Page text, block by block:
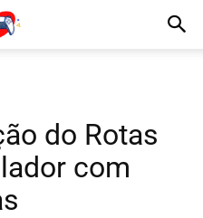
do Rotas
com